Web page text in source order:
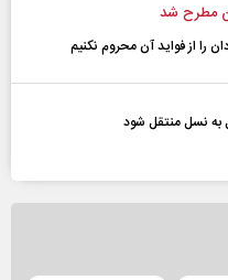
مطرح شد
را از فواید آن محروم نکنیم
نسل منتقل شود